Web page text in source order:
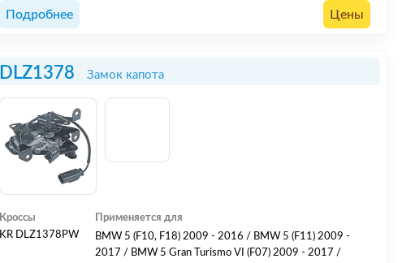
Подробнее Цены
DLZ1378 Замок капота
Кроссы
KR DLZ1378PW
Применяется для
BMW 5 (F10, F18) 2009 - 2016 / BMW 5 (F11) 2009 -
2017 / BMW 5 Gran Turismo VI (F07) 2009 - 2017 /